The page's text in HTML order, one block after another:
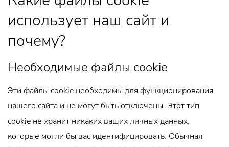
использует наш сайт и
почему?
Необходимые файлы cookie
Эти файлы cookie необходимы для функционирования
нашего сайта и не могут быть отключены. Этот тип
cookie не хранит никаких ваших личных данных,
которые могли бы вас идентифицировать. Обычная